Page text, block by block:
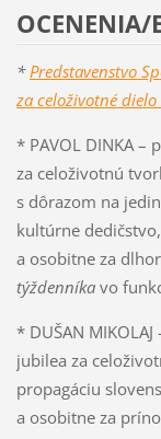
OCENENIA/
*Predstavenstvo
za celoživotné dielo
* PAVOL DINKA
za celoživotnú
s dôrazom na
kultúrne
a osobitne za
týždenníkavo
* DUŠAN
jubilea za
propagáciu
a osobitne za